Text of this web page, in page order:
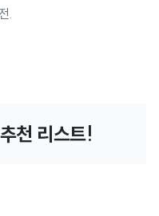
.
천 리스트!